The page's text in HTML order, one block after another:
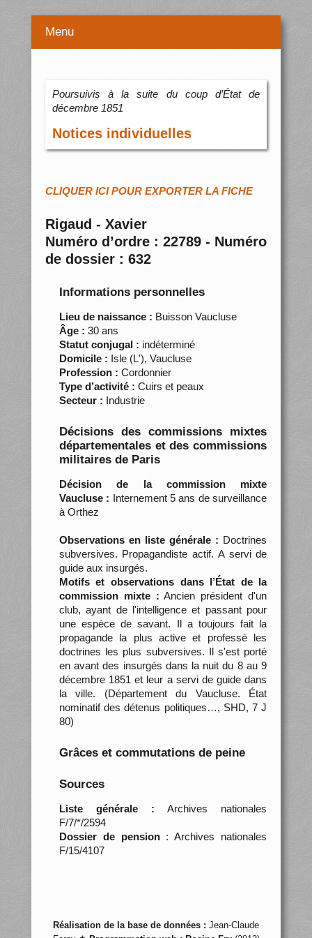
Menu
Poursuivis à la suite du coup d’État de
décembre 1851
Notices individuelles
CLIQUER ICI POUR EXPORTER LA FICHE
Rigaud - Xavier
Numéro d’ordre : 22789 - Numéro
de dossier : 632
Informations personnelles
Lieu de naissance : Buisson Vaucluse
Âge : 30 ans
Statut conjugal : indéterminé
Domicile : Isle (L'), Vaucluse
Profession : Cordonnier
Type d’activité : Cuirs et peaux
Secteur : Industrie
Décisions des commissions mixtes
départementales et des commissions
militaires de Paris
Décision de la commission mixte
Vaucluse : Internement 5 ans de surveillance
à Orthez
Observations en liste générale : Doctrines
subversives. Propagandiste actif. A servi de
guide aux insurgés.
Motifs et observations dans l’État de la
commission mixte : Ancien président d'un
club, ayant de l'intelligence et passant pour
une espèce de savant. Il a toujours fait la
propagande la plus active et professé les
doctrines les plus subversives. Il s'est porté
en avant des insurgés dans la nuit du 8 au 9
décembre 1851 et leur a servi de guide dans
la ville. (Département du Vaucluse. État
nominatif des détenus politiques…, SHD, 7 J
80)
Grâces et commutations de peine
Sources
Liste générale : Archives nationales
F/7/*/2594
Dossier de pension: Archives nationales
F/15/4107
Réalisation de la base de données : Jean-Claude